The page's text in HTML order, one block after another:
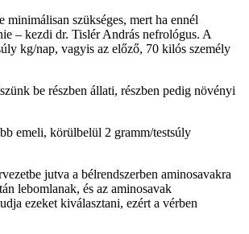
szükséges, mert ha ennél
– kezdi dr. Tislér András nefrológus. A
kg/nap, vagyis az előző, 70 kilós személy
be részben állati, részben pedig növényi
emeli, körülbelül 2 gramm/testsúly
jutva a bélrendszerben aminosavakra
lebomlanak, és az aminosavak
ezeket kiválasztani, ezért a vérben